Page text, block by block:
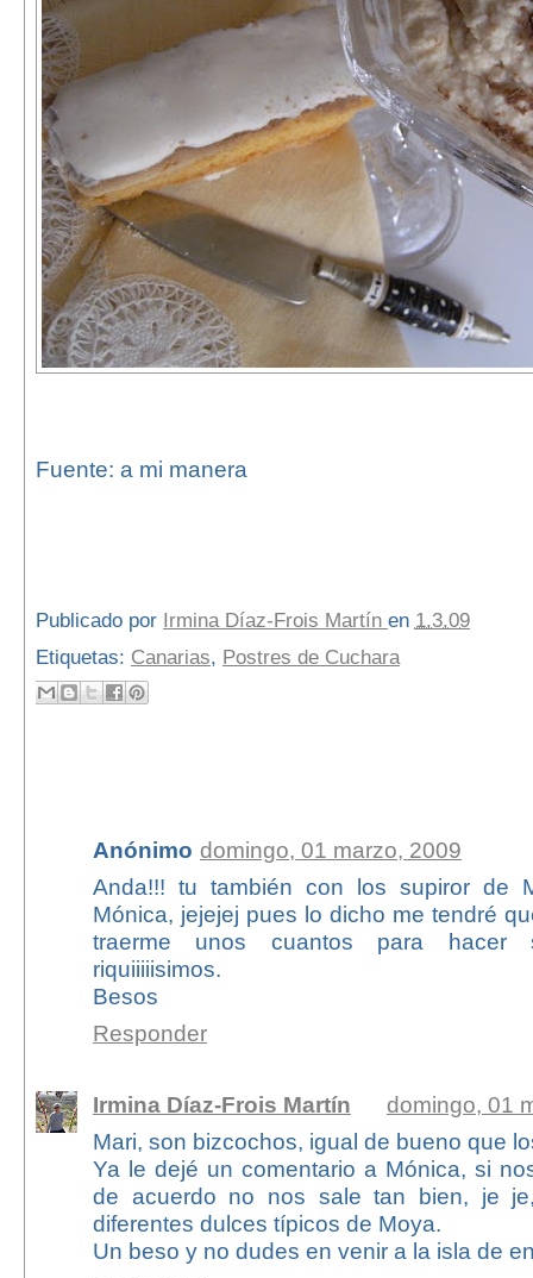
Fuente: a mi manera
Publicado por Irmina Díaz-Frois Martín en 1.3.09
Etiquetas: Canarias, Postres de Cuchara
Anónimo domingo, 01 marzo, 2009
Anda!!! tu también con los supiror de
Mónica, jejejej pues lo dicho me tendré
traerme unos cuantos para hacer
riquiiiiisimos.
Besos
Responder
Irmina Díaz-Frois Martín
domingo, 01
Mari, son bizcochos, igual de bueno que
Ya le dejé un comentario a Mónica, si
de acuerdo no nos sale tan bien, je
diferentes dulces típicos de Moya.
Un beso y no dudes en venir a la isla de